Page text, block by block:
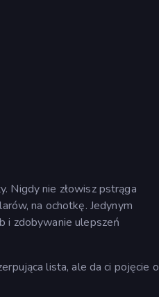
Nigdy nie złowisz pstrąga
na ochotkę. Jedynym
i zdobywanie ulepszeń
lista, ale da ci pojęcie o